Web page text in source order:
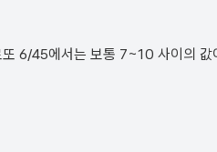
6/45에서는 보통 7~10 사이의 값